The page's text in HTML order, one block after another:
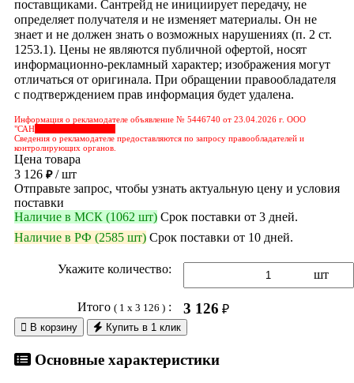
поставщиками. Сантрейд не инициирует передачу, не
определяет получателя и не изменяет материалы. Он не
знает и не должен знать о возможных нарушениях (п. 2 ст.
1253.1). Цены не являются публичной офертой, носят
информационно-рекламный характер; изображения могут
отличаться от оригинала. При обращении правообладателя
с подтверждением прав информация будет удалена.
Информация о рекламодателе объявление № 5446740 от 23.04.2026 г. ООО
"САН
Сведения о рекламодателе предоставляются по запросу правообладателей и
контролирующих органов.
Цена товара
3 126 ₽/ шт
Отправьте запрос, чтобы узнать актуальную цену и условия
поставки
Наличие в МСК (1062 шт) Срок поставки от 3 дней.
Наличие в РФ (2585 шт) Срок поставки от 10 дней.
Укажите количество: шт
Итого ( 1 x 3 126 ): 3 126 ₽
 В корзину Купить в 1 клик
Основные характеристики